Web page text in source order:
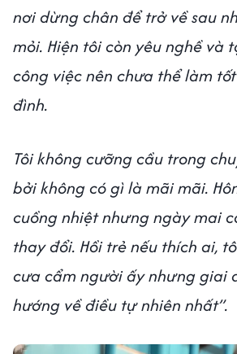
nơi dừng chân để trở về sau
mỏi. Hiện tôi còn yêu nghề và
công việc nên chưa thể làm
đình.
Tôi không cưỡng cầu trong
bởi không có gì là mãi mãi.
cuồng nhiệt nhưng ngày mai
thay đổi. Hồi trẻ nếu thích ai,
cưa cẩm người ấy nhưng giai
hướng về điều tự nhiên nhất”.